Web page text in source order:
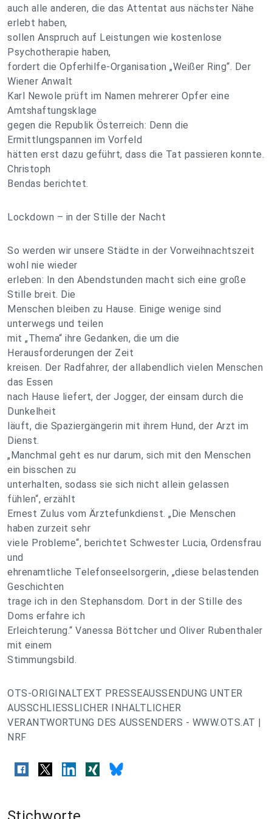
auch alle anderen, die das Attentat aus nächster Nähe
erlebt haben,
sollen Anspruch auf Leistungen wie kostenlose
Psychotherapie haben,
fordert die Opferhilfe-Organisation „Weißer Ring“. Der
Wiener Anwalt
Karl Newole prüft im Namen mehrerer Opfer eine
Amtshaftungsklage
gegen die Republik Österreich: Denn die
Ermittlungspannen im Vorfeld
hätten erst dazu geführt, dass die Tat passieren konnte.
Christoph
Bendas berichtet.
Lockdown – in der Stille der Nacht
So werden wir unsere Städte in der Vorweihnachtszeit
wohl nie wieder
erleben: In den Abendstunden macht sich eine große
Stille breit. Die
Menschen bleiben zu Hause. Einige wenige sind
unterwegs und teilen
mit „Thema“ ihre Gedanken, die um die
Herausforderungen der Zeit
kreisen. Der Radfahrer, der allabendlich vielen Menschen
das Essen
nach Hause liefert, der Jogger, der einsam durch die
Dunkelheit
läuft, die Spaziergängerin mit ihrem Hund, der Arzt im
Dienst.
„Manchmal geht es nur darum, sich mit den Menschen
ein bisschen zu
unterhalten, sodass sie sich nicht allein gelassen
fühlen“, erzählt
Ernest Zulus vom Ärztefunkdienst. „Die Menschen
haben zurzeit sehr
viele Probleme“, berichtet Schwester Lucia, Ordensfrau
und
ehrenamtliche Telefonseelsorgerin, „diese belastenden
Geschichten
trage ich in den Stephansdom. Dort in der Stille des
Doms erfahre ich
Erleichterung.“ Vanessa Böttcher und Oliver Rubenthaler
mit einem
Stimmungsbild.
OTS-ORIGINALTEXT PRESSEAUSSENDUNG UNTER
AUSSCHLIESSLICHER INHALTLICHER
VERANTWORTUNG DES AUSSENDERS - WWW.OTS.AT |
NRF